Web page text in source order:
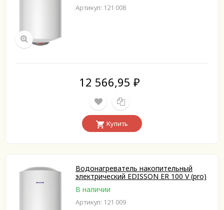
Артикул: 121 008
12 566,95 ₽
Купить
Водонагреватель накопительный
электрический EDISSON ER 100 V (pro)
В наличии
Артикул: 121 009